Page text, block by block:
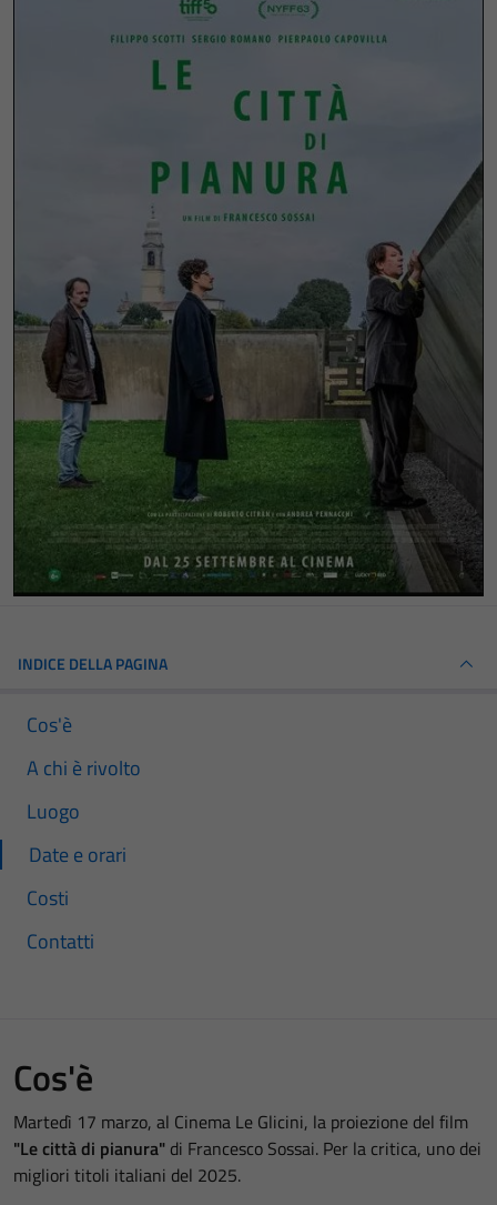
INDICE DELLA PAGINA
Cos'è
A chi è rivolto
Luogo
Date e orari
Costi
Contatti
Cos'è
Martedì 17 marzo, al Cinema Le Glicini, la proiezione del film
"Le città di pianura" di Francesco Sossai. Per la critica, uno dei
migliori titoli italiani del 2025.